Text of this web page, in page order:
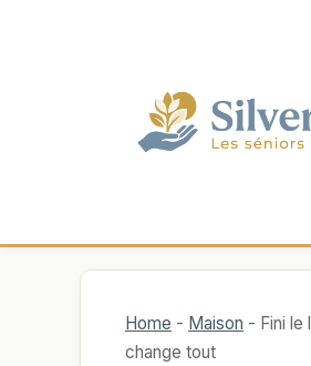
Home - Maison - Fini le
change tout